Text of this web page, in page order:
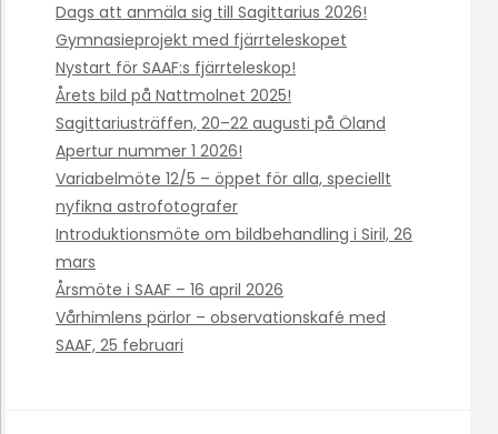
Dags att anmäla sig till Sagittarius 2026!
Gymnasieprojekt med fjärrteleskopet
Nystart för SAAF:s fjärrteleskop!
Årets bild på Nattmolnet 2025!
Sagittariusträffen, 20–22 augusti på Öland
Apertur nummer 1 2026!
Variabelmöte 12/5 – öppet för alla, speciellt
nyfikna astrofotografer
Introduktionsmöte om bildbehandling i Siril, 26
mars
Årsmöte i SAAF – 16 april 2026
Vårhimlens pärlor – observationskafé med
SAAF, 25 februari